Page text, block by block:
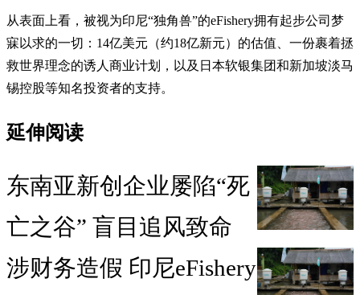
从表面上看，被视为印尼“独角兽”的eFishery拥有起步公司梦
寐以求的一切：14亿美元（约18亿新元）的估值、一份裹着拯
救世界理念的诱人商业计划，以及日本软银集团和新加坡淡马
锡控股等知名投资者的支持。
延伸阅读
东南亚新创企业屡陷“死
亡之谷” 盲目追风致命
涉财务造假 印尼eFishery